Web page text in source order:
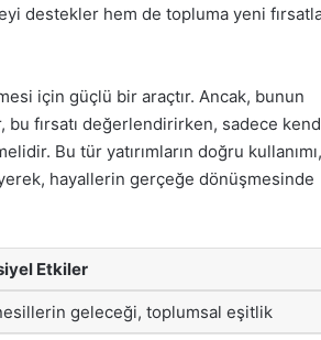
destekler hem de topluma yeni
için güçlü bir araçtır. Ancak, bunun
fırsatı değerlendirirken, sadece
Bu tür yatırımların doğru kullanımı,
hayallerin gerçeğe dönüşmesinde
Etkiler
geleceği, toplumsal eşitlik